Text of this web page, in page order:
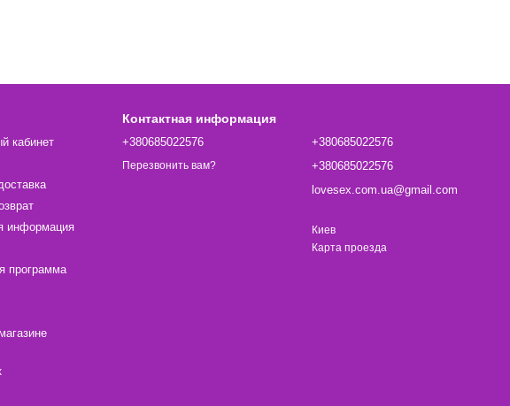
кабинет
информация
программа
Контактная информация
+380685022576
Перезвонить вам?
+380685022576
+380685022576
lovesex.com.ua@gmail.com
Киев
Карта проезда